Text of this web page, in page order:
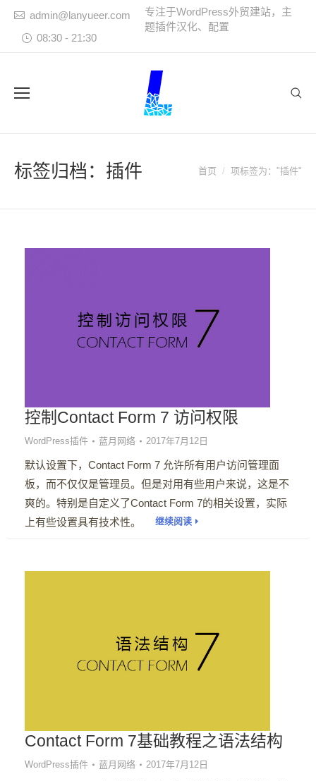
admin@lanyueer.com
08:30 - 21:30
专注于WordPress外贸建站，主
题插件汉化、配置
标签归档： 插件 您在这里：
首页 项标签为："插件"
控制Contact Form 7 访问权限
WordPress插件 蓝月网络 2017年7月12日
默认设置下，Contact Form 7 允许所有用户访问管理面
板，而不仅仅是管理员。但是对用有些用户来说，这是不
爽的。特别是自定义了Contact Form 7的相关设置，实际
上有些设置具有技术性。
继续阅读
Contact Form 7基础教程之语法结构
WordPress插件 蓝月网络 2017年7月12日